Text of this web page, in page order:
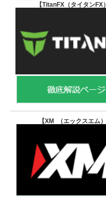
【TitanFX（タイタンFX）
【XM （エックスエム）